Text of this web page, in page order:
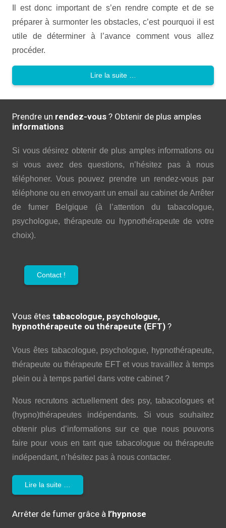
Il est donc important de s’en rendre compte et de se
préparer à surmonter les obstacles, c’est pourquoi il est
utile de déterminer à l’avance comment vous allez
procéder.
Lire la suite …
Prendre un rendez-vous ? Obtenir de plus amples
informations
Si vous désirez obtenir de plus amples informations ou
si vous avez des questions, n’hésitez pas à nous
téléphoner. Vous pouvez prendre un rendez-vous par
téléphone ou en envoyant un email au cabinet de Arrêter
de fumer Belgique (à l’attention du tabacologue,
psychologue, thérapeute ou hypnothérapeute de votre
choix).
Contact !
Vous êtes tabacologue, psychologue,
hypnothérapeute ou thérapeute (EFT) ?
Vous êtes tabacologue, psychologue, hypnothérapeute,
thérapeute ou thérapeute EFT et vous travaillez à temps
plein ou à temps partiel dans votre cabinet ?
Nous recrutons actuellement des psy, tabacologues et
(hypno)thérapeutes indépendants. Si vous souhaitez
obtenir plus d’informations sur ce que nous pouvons
faire pour vous en tant que tabacologue ou thérapeute
indépendant, n’hésitez pas à nous contacter.
Lire la suite …
Arrêter de fumer grâce à l’hypnose